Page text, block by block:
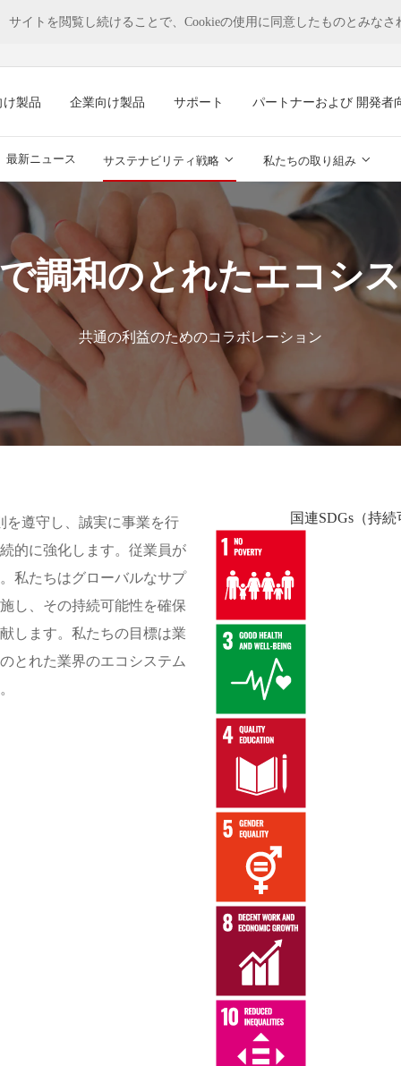
サイトを閲覧し続けることで、Cookieの使用に同意したものとみな
け製品 企業向け製品 サポート パートナーおよび 開発者
最新ニュース サステナビリティ戦略 私たちの取り組み
調和のとれたエコシ
共通の利益のためのコラボレーション
国連SDGs（持
を遵守し、誠実に事業を行
的に強化します。従業員が
私たちはグローバルなサプ
し、その持続可能性を確保
します。私たちの目標は業
とれた業界のエコシステム